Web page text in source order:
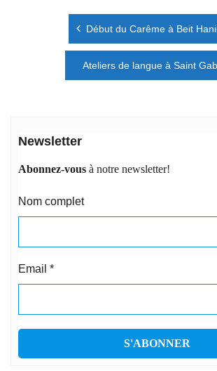
Navigation
Début du Carême à Beit
Ateliers de langue à Saint
Newsletter
Abonnez-vous à notre newsletter!
Nom complet
Email *